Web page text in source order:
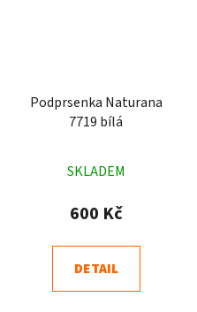
Podprsenka Naturana
7719 bílá
hodnocení
produktu
5,0
z
SKLADEM
600 Kč
DETAIL